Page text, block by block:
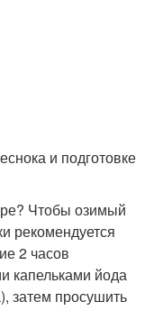
и подготовке
Чтобы озимый
рекомендуется
2 часов
капельками йода
затем просушить